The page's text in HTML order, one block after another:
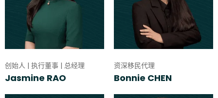
创始人 | 执行董事 | 总经理
Jasmine RAO
资深移民代理
Bonnie CHEN